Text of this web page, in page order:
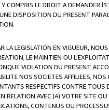
COMPRIS LE DROIT A DEMANDER
DISPOSITION DU PRESENT
LA LEGISLATION EN VIGUEUR,
LE MAINTIEN OU
VIOLATION DU PRESENT
NOS SOCIETES AFFILIEES,
RESPECTIFS CONTRE
RELATION AVEC (A) VOTRE SITE
CONTENUS OU